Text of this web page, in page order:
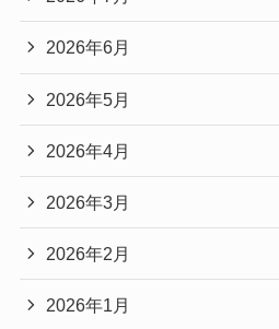
2026年6月
2026年5月
2026年4月
2026年3月
2026年2月
2026年1月